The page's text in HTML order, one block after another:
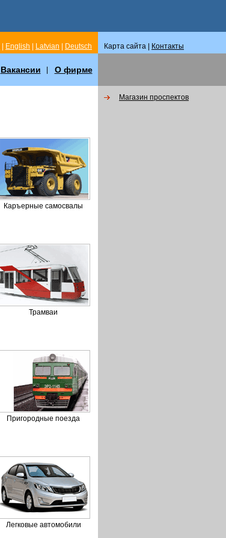
English Latvian Deutsch Карта сайта | Контакты
Вакансии О фирме
Каръерные самосвалы
Трамваи
Пригородные поезда
Легковые автомобили
Магазин пpоспектов